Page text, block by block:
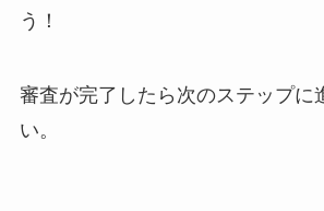
う！
審査が完了したら次のステップに
い。